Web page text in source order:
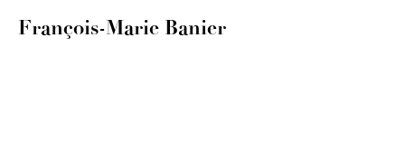
François-Marie Banier